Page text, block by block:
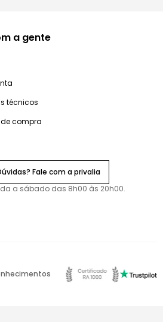
a gente
técnicos
de compra
Fale com a privalia
a sábado das 8h00 às 20h00.